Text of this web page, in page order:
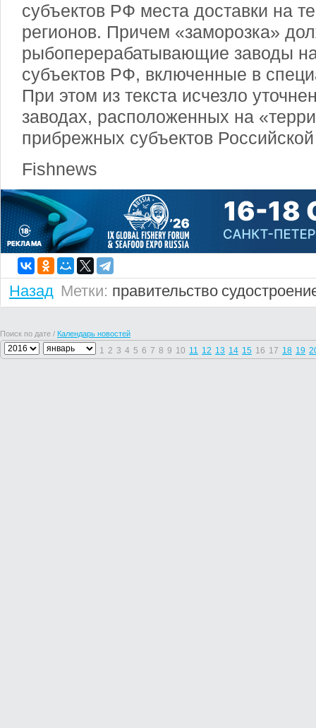
субъектов РФ места доставки на
регионов. Причем «заморозка»
рыбоперерабатывающие заводы
субъектов РФ, включенные в
При этом из текста исчезло
заводах, расположенных на
прибрежных субъектов
Fishnews
Назад Метки: правительство
Поиск по дате / Календарь новостей
1 2 3 4 5 6 7 8 9 10 11 12 13 14 15 16 17 18 19